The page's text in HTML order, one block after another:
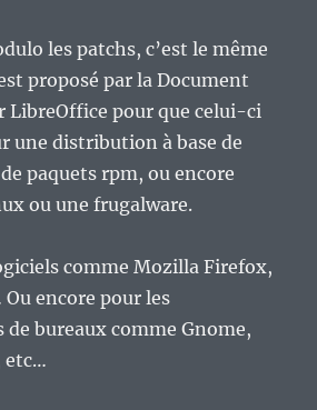
les patchs, c’est le même
proposé par la Document
LibreOffice pour que celui-ci
une distribution à base de
paquets rpm, ou encore
ou une frugalware.
comme Mozilla Firefox,
encore pour les
bureaux comme Gnome,
etc…